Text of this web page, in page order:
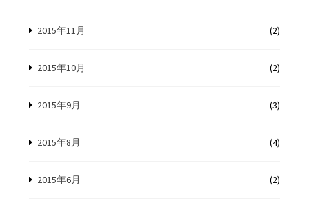
2015年11月 (2)
2015年10月 (2)
2015年9月 (3)
2015年8月 (4)
2015年6月 (2)